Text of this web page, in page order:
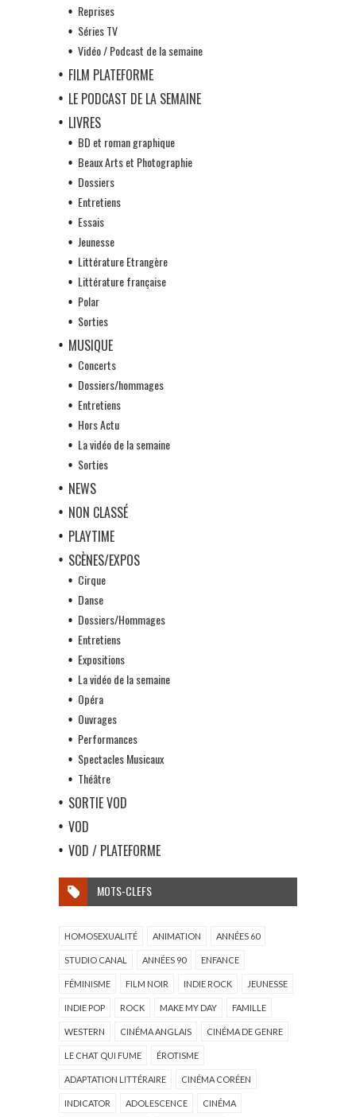
Reprises
Séries TV
Vidéo / Podcast de la semaine
FILM PLATEFORME
LE PODCAST DE LA SEMAINE
LIVRES
BD et roman graphique
Beaux Arts et Photographie
Dossiers
Entretiens
Essais
Jeunesse
Littérature Etrangère
Littérature française
Polar
Sorties
MUSIQUE
Concerts
Dossiers/hommages
Entretiens
Hors Actu
La vidéo de la semaine
Sorties
NEWS
NON CLASSÉ
PLAYTIME
SCÈNES/EXPOS
Cirque
Danse
Dossiers/Hommages
Entretiens
Expositions
La vidéo de la semaine
Opéra
Ouvrages
Performances
Spectacles Musicaux
Théâtre
SORTIE VOD
VOD
VOD / PLATEFORME
MOTS-CLEFS
HOMOSEXUALITÉ ANIMATION ANNÉES 60
STUDIO CANAL ANNÉES 90 ENFANCE
FÉMINISME FILM NOIR INDIE ROCK JEUNESSE
INDIE POP ROCK MAKE MY DAY FAMILLE
WESTERN CINÉMA ANGLAIS CINÉMA DE GENRE
LE CHAT QUI FUME ÉROTISME
ADAPTATION LITTÉRAIRE CINÉMA CORÉEN
INDICATOR ADOLESCENCE CINÉMA